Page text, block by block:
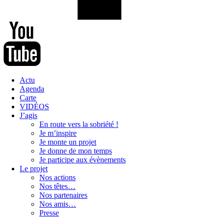
Actu
Agenda
Carte
VIDÉOS
J’agis
En route vers la sobriété !
Je m’inspire
Je monte un projet
Je donne de mon temps
Je participe aux évènements
Le projet
Nos actions
Nos têtes…
Nos partenaires
Nos amis…
Presse